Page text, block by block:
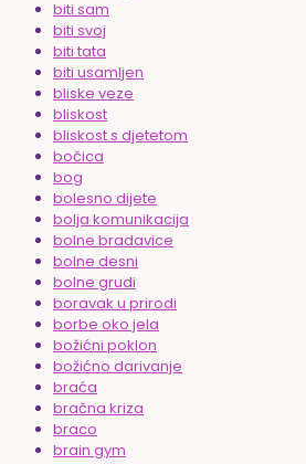
biti sam
biti svoj
biti tata
biti usamljen
bliske veze
bliskost
bliskost s djetetom
bočica
bog
bolesno dijete
bolja komunikacija
bolne bradavice
bolne desni
bolne grudi
boravak u prirodi
borbe oko jela
božićni poklon
božićno darivanje
braća
bračna kriza
braco
brain gym